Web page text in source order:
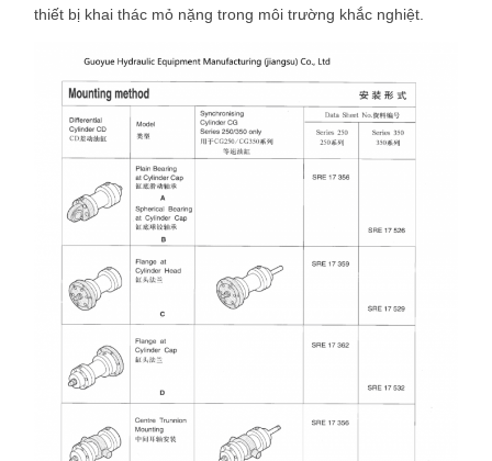
thiết bị khai thác mỏ nặng trong môi trường khắc nghiệt.